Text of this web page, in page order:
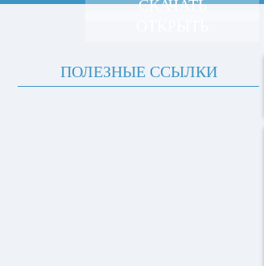
СКАЧАТЬ
ПОЛЕЗНЫЕ ССЫЛКИ